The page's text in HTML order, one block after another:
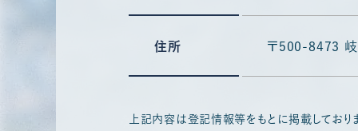
住所 〒500-8473 岐
上記内容は登記情報等をもとに掲載してお